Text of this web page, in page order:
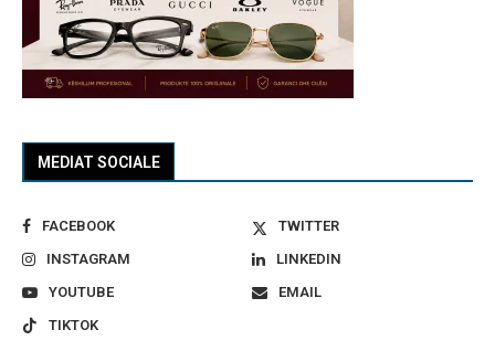
MEDIAT SOCIALE
FACEBOOK
TWITTER
INSTAGRAM
LINKEDIN
YOUTUBE
EMAIL
TIKTOK